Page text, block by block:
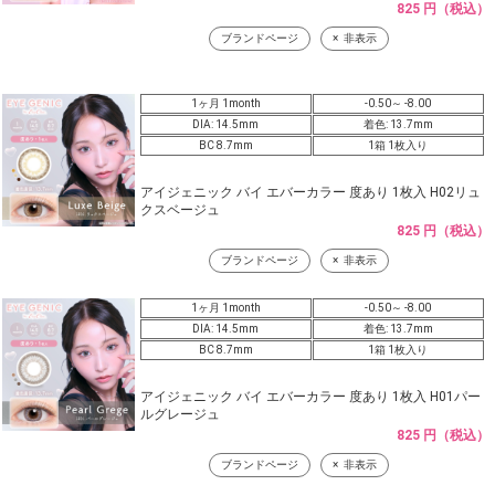
825 円（税込）
ブランドページ 非表示
1ヶ月 1month
-0.50～ -8.00
DIA: 14.5mm
着色: 13.7mm
BC 8.7mm
1箱 1枚入り
アイジェニック バイ エバーカラー 度あり 1枚入 H02リュ
クスベージュ
825 円（税込）
ブランドページ 非表示
1ヶ月 1month
-0.50～ -8.00
DIA: 14.5mm
着色: 13.7mm
BC 8.7mm
1箱 1枚入り
アイジェニック バイ エバーカラー 度あり 1枚入 H01パー
ルグレージュ
825 円（税込）
ブランドページ 非表示